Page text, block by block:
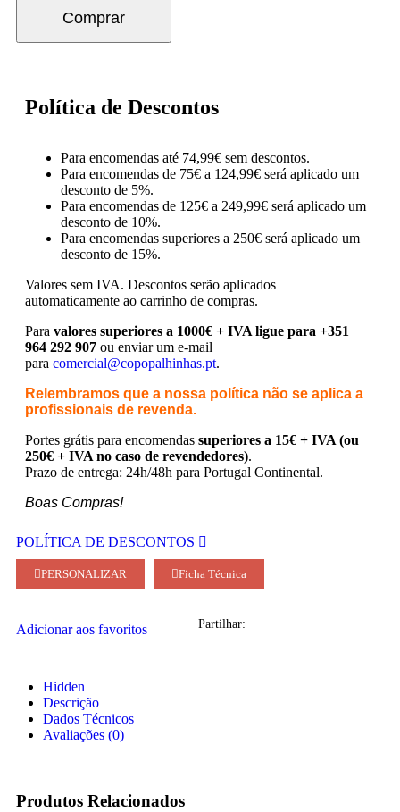
Comprar
Política de Descontos
Para encomendas até 74,99€ sem descontos.
Para encomendas de 75€ a 124,99€ será aplicado um
desconto de 5%.
Para encomendas de 125€ a 249,99€ será aplicado um
desconto de 10%.
Para encomendas superiores a 250€ será aplicado um
desconto de 15%.
Valores sem IVA. Descontos serão aplicados
automaticamente ao carrinho de compras.
Para valores superiores a 1000€ + IVA ligue para +351
964 292 907 ou enviar um e-mail
para comercial@copopalhinhas.pt.
Relembramos que a nossa política não se aplica a
profissionais de revenda.
Portes grátis para encomendas superiores a 15€ + IVA (ou
250€ + IVA no caso de revendedores).
Prazo de entrega: 24h/48h para Portugal Continental.
Boas Compras!
POLÍTICA DE DESCONTOS
PERSONALIZAR Ficha Técnica
Adicionar aos favoritos Partilhar:
Hidden
Descrição
Dados Técnicos
Avaliações (0)
Produtos Relacionados